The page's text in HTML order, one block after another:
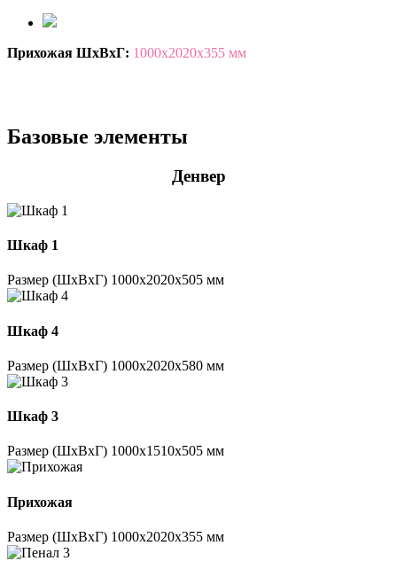
Прихожая ШхВхГ: 1000х2020х355 мм
Базовые элементы
Денвер
Шкаф 1
Размер (ШхВхГ) 1000х2020х505 мм
Шкаф 4
Размер (ШхВхГ) 1000х2020х580 мм
Шкаф 3
Размер (ШхВхГ) 1000х1510х505 мм
Прихожая
Размер (ШхВхГ) 1000х2020х355 мм